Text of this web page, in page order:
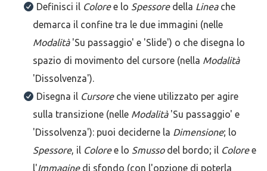
Definisci il Coloree lo Spessoredella Lineache
demarca il confine tra le due immagini (nelle
Modalità'Su passaggio' e 'Slide') o che disegna lo
spazio di movimento del cursore (nella Modalità
'Dissolvenza').
Disegna il Cursoreche viene utilizzato per agire
sulla transizione (nelle Modalità'Su passaggio' e
'Dissolvenza'): puoi deciderne la Dimensione; lo
Spessore, il Coloree lo Smussodel bordo; il Coloree
l'Immaginedi sfondo (con l'opzione di poterla